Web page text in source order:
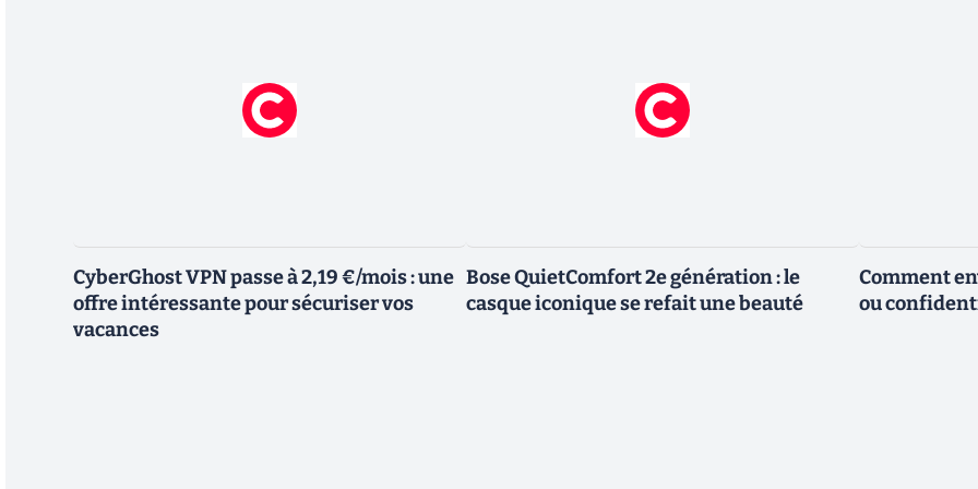
CyberGhost VPN passe à 2,19 €/mois : une
offre intéressante pour sécuriser vos
vacances
Bose QuietComfort 2e génération : le
casque iconique se refait une beauté
Comment
ou